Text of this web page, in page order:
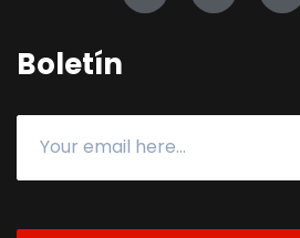
Boletín